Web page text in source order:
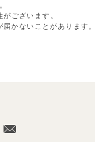
ございます。
かないことがあります。